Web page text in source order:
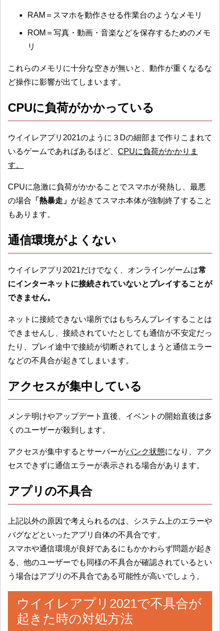
RAM＝スマホを動作させる作業台のようなメモリ
ROM＝写真・動画・音楽などを保存するためのメモ
リ
これらのメモリに十分な空きが無いと、動作が重くなるな
ど操作に影響が出てしまいます。
CPUに負荷がかかっている
ウイイレアプリ2021のように３Dの細部まで作りこまれて
いるゲームであればあるほど、 CPUに負荷がかかりま
す。
CPUに急激に負荷がかかることでスマホが発熱し、最悪
の場合 「熱暴走」 が起きてスマホ本体が強制終了すること
もあります。
通信環境がよくない
ウイイレアプリ2021だけでなく、オンラインゲームは常
にインターネットに接続されていないとプレイすることが
できません。
ネットに接続できない場所ではもちろんプレイすることは
できませんし、接続されていたとしても通信が不安定だっ
たり、プレイ途中で接続が切断されてしまうと通信エラー
などの不具合が起きてしまいます。
アクセスが集中している
メンテ明けやアップデート直後、イベントの開始直後は多
くのユーザーが殺到します。
アクセスが集中するとサーバーがパンク状態になり、アク
セスできずに通信エラーが表示される場合があります。
アプリの不具合
上記以外の原因で考えられるのは、システム上のエラーや
バグなどといったアプリ自体の不具合です。
スマホや通信環境が良好であるにもかかわらず問題が起き
る、他のユーザーでも同様の不具合が確認されているとい
う場合はアプリの不具合である可能性が高いでしょう。
ウイイレアプリ2021で不具合が
起きた時の対処方法